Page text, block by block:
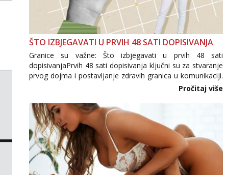
ŠTO IZBJEGAVATI U PRVIH 48 SATI DOPISIVANJA
Granice su važne: Što izbjegavati u prvih 48 sati
dopisivanjaPrvih 48 sati dopisivanja ključni su za stvaranje
prvog dojma i postavljanje zdravih granica u komunikaciji.
Važno je izbjeći prebrzo otkrivanje osobnih ili intimnih
informacija, jer nepoznata osoba još nije zaslužila to
povjerenje. Takođe...
Pročitaj više